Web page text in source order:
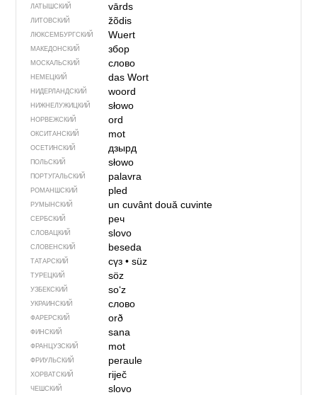
ЛАТЫШСКИЙ vārds
ЛИТОВСКИЙ žõdis
ЛЮКСЕМБУРГСКИЙ Wuert
МАКЕДОНСКИЙ збор
МОСКАЛЬСКИЙ слово
НЕМЕЦКИЙ das Wort
НИДЕРЛАНДСКИЙ woord
НИЖНЕЛУЖИЦКИЙ słowo
НОРВЕЖСКИЙ ord
ОКСИТАНСКИЙ mot
ОСЕТИНСКИЙ дзырд
ПОЛЬСКИЙ słowo
ПОРТУГАЛЬСКИЙ palavra
РОМАНШСКИЙ pled
РУМЫНСКИЙ un cuvântdouă cuvinte
СЕРБСКИЙ реч
СЛОВАЦКИЙ slovo
СЛОВЕНСКИЙ beseda
ТАТАРСКИЙ сүз• süz
ТУРЕЦКИЙ söz
УЗБЕКСКИЙ soʻz
УКРАИНСКИЙ слово
ФАРЕРСКИЙ orð
ФИНСКИЙ sana
ФРАНЦУЗСКИЙ mot
ФРИУЛЬСКИЙ peraule
ХОРВАТСКИЙ riječ
ЧЕШСКИЙ slovo